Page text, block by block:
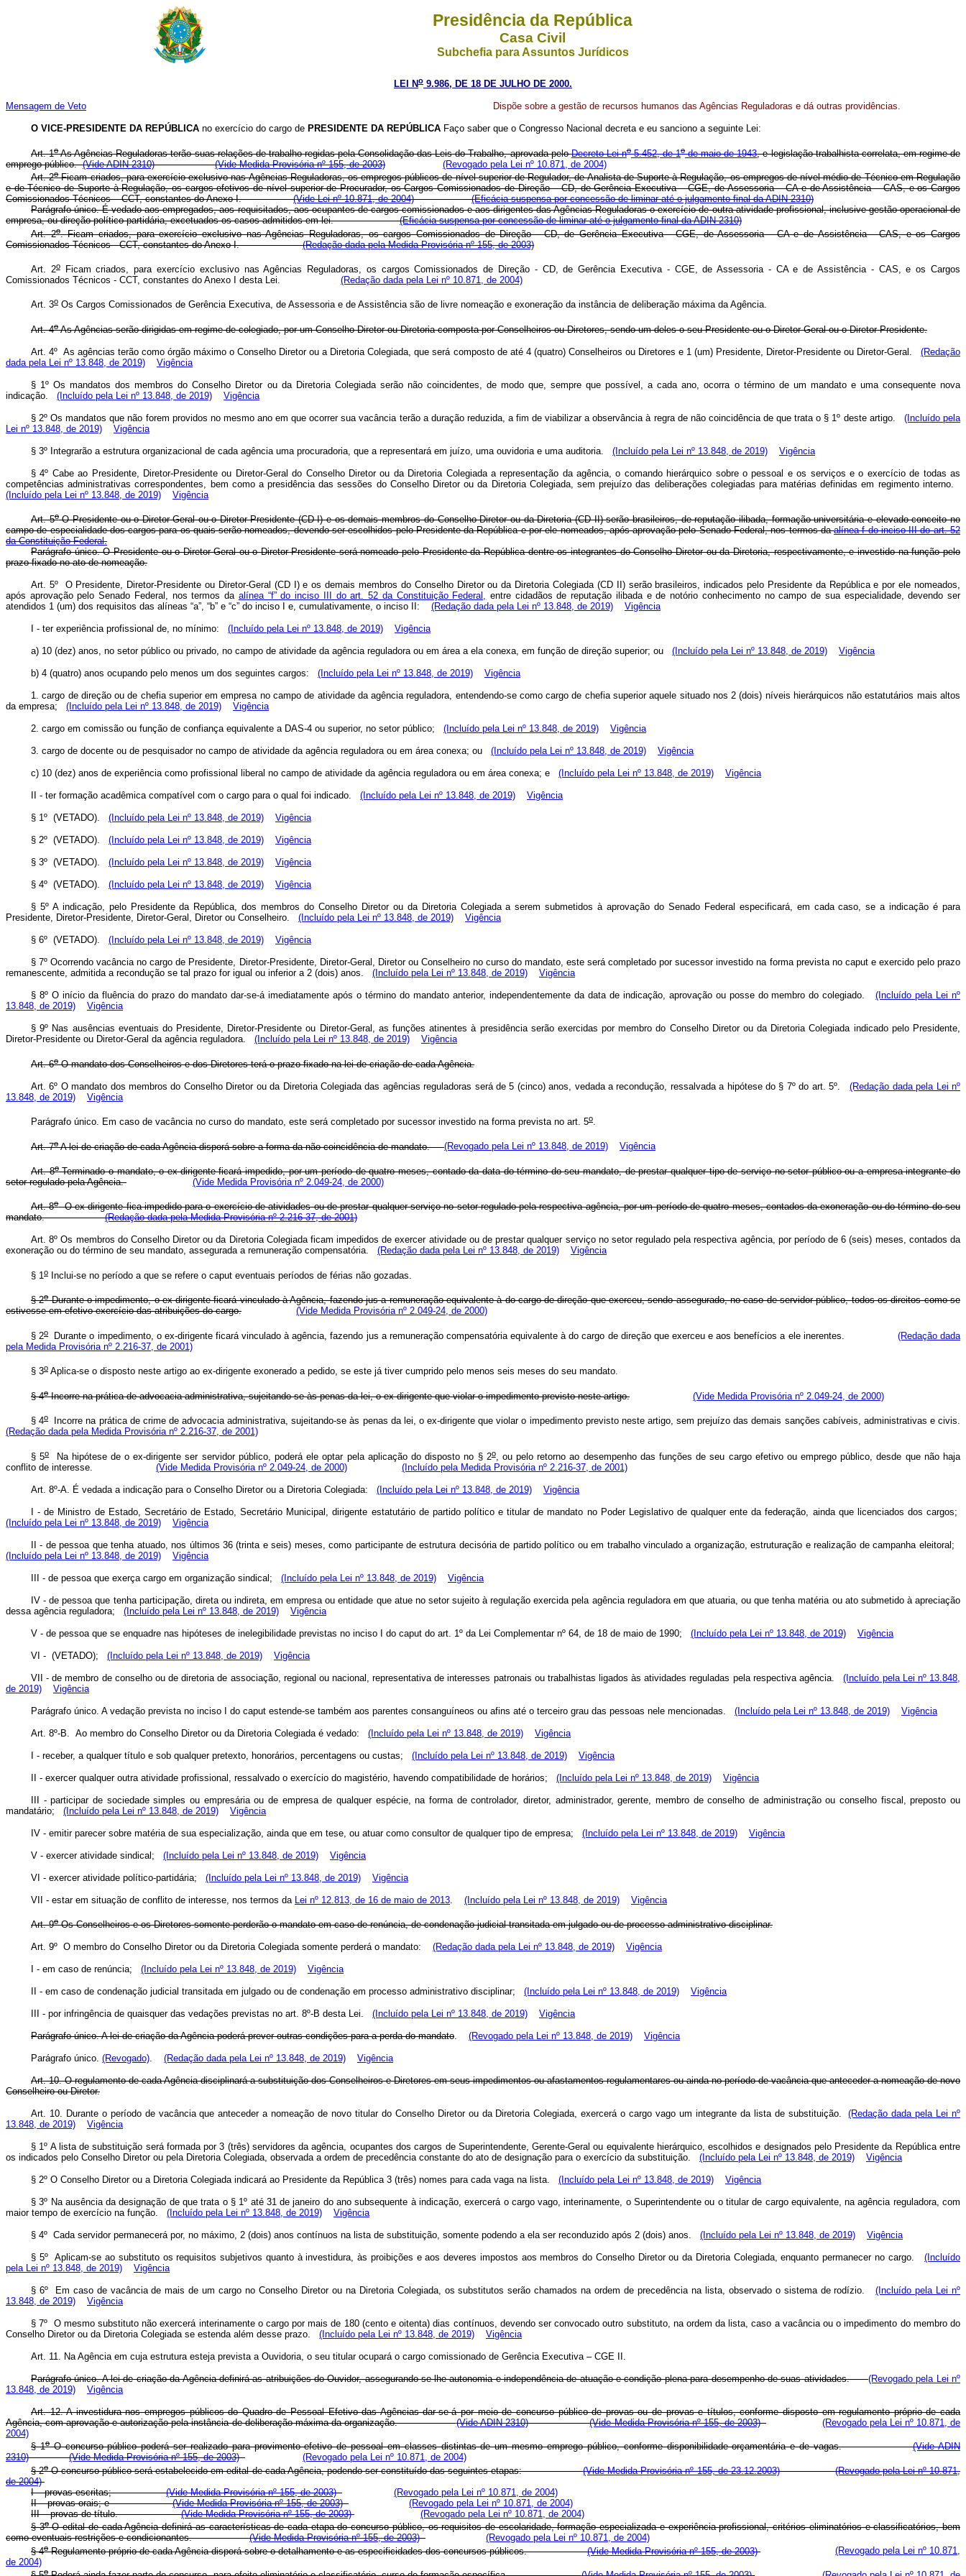
Presidência da República
Casa Civil
Subchefia para Assuntos Jurídicos
LEI No 9.986, DE 18 DE JULHO DE 2000.
Mensagem de Veto Dispõe sobre a gestão de recursos humanos das Agências Reguladoras e dá outras providências.
O VICE-PRESIDENTE DA REPÚBLICA no exercício do cargo de PRESIDENTE DA REPÚBLICA Faço saber que o Congresso Nacional decreta e eu sanciono a seguinte Lei:
Art. 1oAs Agências Reguladoras terão suas relações de trabalho regidas pela Consolidação das Leis do Trabalho, aprovada peloDecreto-Lei no5.452, de 1ode maio de 1943, e legislação trabalhista correlata, em regime de
emprego público.(Vide ADIN 2310) (Vide Medida Provisória nº 155, de 2003)
(Revogado pela Lei nº 10.871, de 2004)
Art. 2oFicam criados, para exercício exclusivo nas Agências Reguladoras, os empregos públicos de nível superior de Regulador, de Analista de Suporte à Regulação, os empregos de nível médio de Técnico em Regulação
e de Técnico de Suporte à Regulação, os cargos efetivos de nível superior de Procurador, os Cargos Comissionados de Direção – CD, de Gerência Executiva – CGE, de Assessoria – CA e de Assistência – CAS, e os Cargos
Comissionados Técnicos – CCT, constantes do Anexo I.(Vide Lei nº 10.871, de 2004)
(Eficácia suspensa por concessão de liminar até o julgamento final da ADIN 2310)
Parágrafo único. É vedado aos empregados, aos requisitados, aos ocupantes de cargos comissionados e aos dirigentes das Agências Reguladoras o exercício de outra atividade profissional, inclusive gestão operacional de
empresa, ou direção político-partidária, excetuados os casos admitidos em lei.(Eficácia suspensa por concessão de liminar até o julgamento final da ADIN 2310)
Art. 2o. Ficam criados, para exercício exclusivo nas Agências Reguladoras, os cargos Comissionados de Direção - CD, de Gerência Executiva - CGE, de Assessoria - CA e de Assistência - CAS, e os Cargos
Comissionados Técnicos - CCT, constantes do Anexo I.(Redação dada pela Medida Provisória nº 155, de 2003)
Art. 2oFicam criados, para exercício exclusivo nas Agências Reguladoras, os cargos Comissionados de Direção - CD, de Gerência Executiva - CGE, de Assessoria - CA e de Assistência - CAS, e os Cargos
Comissionados Técnicos - CCT, constantes do Anexo I desta Lei. (Redação dada pela Lei nº 10.871, de 2004)
Art. 3o Os Cargos Comissionados de Gerência Executiva, de Assessoria e de Assistência são de livre nomeação e exoneração da instância de deliberação máxima da Agência.
Art. 4oAs Agências serão dirigidas em regime de colegiado, por um Conselho Diretor ou Diretoria composta por Conselheiros ou Diretores, sendo um deles o seu Presidente ou o Diretor-Geral ou o Diretor-Presidente.
Art. 4º As agências terão como órgão máximo o Conselho Diretor ou a Diretoria Colegiada, que será composto de até 4 (quatro) Conselheiros ou Diretores e 1 (um) Presidente, Diretor-Presidente ou Diretor-Geral.
(Redação
dada pela Lei nº 13.848, de 2019)
Vigência
§ 1º Os mandatos dos membros do Conselho Diretor ou da Diretoria Colegiada serão não coincidentes, de modo que, sempre que possível, a cada ano, ocorra o término de um mandato e uma consequente nova
indicação. (Incluído pela Lei nº 13.848, de 2019) Vigência
§ 2º Os mandatos que não forem providos no mesmo ano em que ocorrer sua vacância terão a duração reduzida, a fim de viabilizar a observância à regra de não coincidência de que trata o § 1º deste artigo. (Incluído pela
Lei nº 13.848, de 2019)
Vigência
§ 3º Integrarão a estrutura organizacional de cada agência uma procuradoria, que a representará em juízo, uma ouvidoria e uma auditoria. (Incluído pela Lei nº 13.848, de 2019) Vigência
§ 4º Cabe ao Presidente, Diretor-Presidente ou Diretor-Geral do Conselho Diretor ou da Diretoria Colegiada a representação da agência, o comando hierárquico sobre o pessoal e os serviços e o exercício de todas as
competências administrativas correspondentes, bem como a presidência das sessões do Conselho Diretor ou da Diretoria Colegiada, sem prejuízo das deliberações colegiadas para matérias definidas em regimento interno.
(Incluído pela Lei nº 13.848, de 2019)
Vigência
Art. 5oO Presidente ou o Diretor-Geral ou o Diretor-Presidente (CD I) e os demais membros do Conselho Diretor ou da Diretoria (CD II) serão brasileiros, de reputação ilibada, formação universitária e elevado conceito no
campo de especialidade dos cargos para os quais serão nomeados, devendo ser escolhidos pelo Presidente da República e por ele nomeados, após aprovação pelo Senado Federal, nos termos daalínea f do inciso III do art. 52
da Constituição Federal.
Parágrafo único. O Presidente ou o Diretor-Geral ou o Diretor-Presidente será nomeado pelo Presidente da República dentre os integrantes do Conselho Diretor ou da Diretoria, respectivamente, e investido na função pelo
prazo fixado no ato de nomeação.
Art. 5º O Presidente, Diretor-Presidente ou Diretor-Geral (CD I) e os demais membros do Conselho Diretor ou da Diretoria Colegiada (CD II) serão brasileiros, indicados pelo Presidente da República e por ele nomeados,
após aprovação pelo Senado Federal, nos termos da alínea “f” do inciso III do art. 52 da Constituição Federal, entre cidadãos de reputação ilibada e de notório conhecimento no campo de sua especialidade, devendo ser
atendidos 1 (um) dos requisitos das alíneas “a”, “b” e “c” do inciso I e, cumulativamente, o inciso II: (Redação dada pela Lei nº 13.848, de 2019) Vigência
I - ter experiência profissional de, no mínimo: (Incluído pela Lei nº 13.848, de 2019) Vigência
a) 10 (dez) anos, no setor público ou privado, no campo de atividade da agência reguladora ou em área a ela conexa, em função de direção superior; ou (Incluído pela Lei nº 13.848, de 2019) Vigência
b) 4 (quatro) anos ocupando pelo menos um dos seguintes cargos: (Incluído pela Lei nº 13.848, de 2019) Vigência
1. cargo de direção ou de chefia superior em empresa no campo de atividade da agência reguladora, entendendo-se como cargo de chefia superior aquele situado nos 2 (dois) níveis hierárquicos não estatutários mais altos
da empresa; (Incluído pela Lei nº 13.848, de 2019) Vigência
2. cargo em comissão ou função de confiança equivalente a DAS-4 ou superior, no setor público; (Incluído pela Lei nº 13.848, de 2019) Vigência
3. cargo de docente ou de pesquisador no campo de atividade da agência reguladora ou em área conexa; ou (Incluído pela Lei nº 13.848, de 2019) Vigência
c) 10 (dez) anos de experiência como profissional liberal no campo de atividade da agência reguladora ou em área conexa; e (Incluído pela Lei nº 13.848, de 2019) Vigência
II - ter formação acadêmica compatível com o cargo para o qual foi indicado. (Incluído pela Lei nº 13.848, de 2019) Vigência
§ 1º (VETADO). (Incluído pela Lei nº 13.848, de 2019) Vigência
§ 2º (VETADO). (Incluído pela Lei nº 13.848, de 2019) Vigência
§ 3º (VETADO). (Incluído pela Lei nº 13.848, de 2019) Vigência
§ 4º (VETADO). (Incluído pela Lei nº 13.848, de 2019) Vigência
§ 5º A indicação, pelo Presidente da República, dos membros do Conselho Diretor ou da Diretoria Colegiada a serem submetidos à aprovação do Senado Federal especificará, em cada caso, se a indicação é para
Presidente, Diretor-Presidente, Diretor-Geral, Diretor ou Conselheiro. (Incluído pela Lei nº 13.848, de 2019) Vigência
§ 6º (VETADO). (Incluído pela Lei nº 13.848, de 2019) Vigência
§ 7º Ocorrendo vacância no cargo de Presidente, Diretor-Presidente, Diretor-Geral, Diretor ou Conselheiro no curso do mandato, este será completado por sucessor investido na forma prevista no capute exercido pelo prazo
remanescente, admitida a recondução se tal prazo for igual ou inferior a 2 (dois) anos. (Incluído pela Lei nº 13.848, de 2019) Vigência
§ 8º O início da fluência do prazo do mandato dar-se-á imediatamente após o término do mandato anterior, independentemente da data de indicação, aprovação ou posse do membro do colegiado.(Incluído pela Lei nº
13.848, de 2019)
Vigência
§ 9º Nas ausências eventuais do Presidente, Diretor-Presidente ou Diretor-Geral, as funções atinentes à presidência serão exercidas por membro do Conselho Diretor ou da Diretoria Colegiada indicado pelo Presidente,
Diretor-Presidente ou Diretor-Geral da agência reguladora. (Incluído pela Lei nº 13.848, de 2019) Vigência
Art. 6oO mandato dos Conselheiros e dos Diretores terá o prazo fixado na lei de criação de cada Agência.
Art. 6º O mandato dos membros do Conselho Diretor ou da Diretoria Colegiada das agências reguladoras será de 5 (cinco) anos, vedada a recondução, ressalvada a hipótese do § 7º do art. 5º.(Redação dada pela Lei nº
13.848, de 2019)
Vigência
Parágrafo único. Em caso de vacância no curso do mandato, este será completado por sucessor investido na forma prevista no art. 5o.
Art. 7oA lei de criação de cada Agência disporá sobre a forma da não-coincidência de mandato.(Revogado pela Lei nº 13.848, de 2019) Vigência
Art. 8oTerminado o mandato, o ex-dirigente ficará impedido, por um período de quatro meses, contado da data do término do seu mandato, de prestar qualquer tipo de serviço no setor público ou a empresa integrante do
setor regulado pela Agência.
(Vide Medida Provisória nº 2.049-24, de 2000)
Art. 8oO ex-dirigente fica impedido para o exercício de atividades ou de prestar qualquer serviço no setor regulado pela respectiva agência, por um período de quatro meses, contados da exoneração ou do término do seu
mandato.(Redação dada pela Medida Provisória nº 2.216-37, de 2001)
Art. 8º Os membros do Conselho Diretor ou da Diretoria Colegiada ficam impedidos de exercer atividade ou de prestar qualquer serviço no setor regulado pela respectiva agência, por período de 6 (seis) meses, contados da
exoneração ou do término de seu mandato, assegurada a remuneração compensatória. (Redação dada pela Lei nº 13.848, de 2019) Vigência
§ 1 o Inclui-se no período a que se refere o caput eventuais períodos de férias não gozadas.
§ 2oDurante o impedimento, o ex-dirigente ficará vinculado à Agência, fazendo jus a remuneração equivalente à do cargo de direção que exerceu, sendo assegurado, no caso de servidor público, todos os direitos como se
estivesse em efetivo exercício das atribuições do cargo.
(Vide Medida Provisória nº 2.049-24, de 2000)
§ 2oDurante o impedimento, o ex-dirigente ficará vinculado à agência, fazendo jus a remuneração compensatória equivalente à do cargo de direção que exerceu e aos benefícios a ele inerentes. (Redação dada
pela Medida Provisória nº 2.216-37, de 2001)
§ 3o Aplica-se o disposto neste artigo ao ex-dirigente exonerado a pedido, se este já tiver cumprido pelo menos seis meses do seu mandato.
§ 4oIncorre na prática de advocacia administrativa, sujeitando-se às penas da lei, o ex-dirigente que violar o impedimento previsto neste artigo. (Vide Medida Provisória nº 2.049-24, de 2000)
§ 4oIncorre na prática de crime de advocacia administrativa, sujeitando-se às penas da lei, o ex-dirigente que violar o impedimento previsto neste artigo, sem prejuízo das demais sanções cabíveis, administrativas e civis.
(Redação dada pela Medida Provisória nº 2.216-37, de 2001)
§ 5oNa hipótese de o ex-dirigente ser servidor público, poderá ele optar pela aplicação do disposto no § 2o, ou pelo retorno ao desempenho das funções de seu cargo efetivo ou emprego público, desde que não haja
conflito de interesse. (Vide Medida Provisória nº 2.049-24, de 2000) (Incluído pela Medida Provisória nº 2.216-37, de 2001)
Art. 8º-A. É vedada a indicação para o Conselho Diretor ou a Diretoria Colegiada: (Incluído pela Lei nº 13.848, de 2019) Vigência
I - de Ministro de Estado, Secretário de Estado, Secretário Municipal, dirigente estatutário de partido político e titular de mandato no Poder Legislativo de qualquer ente da federação, ainda que licenciados dos cargos;
(Incluído pela Lei nº 13.848, de 2019)
Vigência
II - de pessoa que tenha atuado, nos últimos 36 (trinta e seis) meses, como participante de estrutura decisória de partido político ou em trabalho vinculado a organização, estruturação e realização de campanha eleitoral;
(Incluído pela Lei nº 13.848, de 2019)
Vigência
III - de pessoa que exerça cargo em organização sindical; (Incluído pela Lei nº 13.848, de 2019) Vigência
IV - de pessoa que tenha participação, direta ou indireta, em empresa ou entidade que atue no setor sujeito à regulação exercida pela agência reguladora em que atuaria, ou que tenha matéria ou ato submetido à apreciação
dessa agência reguladora; (Incluído pela Lei nº 13.848, de 2019) Vigência
V - de pessoa que se enquadre nas hipóteses de inelegibilidade previstas no inciso I do caput do art. 1º da Lei Complementar nº 64, de 18 de maio de 1990; (Incluído pela Lei nº 13.848, de 2019) Vigência
VI - (VETADO); (Incluído pela Lei nº 13.848, de 2019) Vigência
VII - de membro de conselho ou de diretoria de associação, regional ou nacional, representativa de interesses patronais ou trabalhistas ligados às atividades reguladas pela respectiva agência.(Incluído pela Lei nº 13.848,
de 2019)
Vigência
Parágrafo único. A vedação prevista no inciso I do caput estende-se também aos parentes consanguíneos ou afins até o terceiro grau das pessoas nele mencionadas. (Incluído pela Lei nº 13.848, de 2019) Vigência
Art. 8º-B. Ao membro do Conselho Diretor ou da Diretoria Colegiada é vedado: (Incluído pela Lei nº 13.848, de 2019) Vigência
I - receber, a qualquer título e sob qualquer pretexto, honorários, percentagens ou custas; (Incluído pela Lei nº 13.848, de 2019) Vigência
II - exercer qualquer outra atividade profissional, ressalvado o exercício do magistério, havendo compatibilidade de horários; (Incluído pela Lei nº 13.848, de 2019) Vigência
III - participar de sociedade simples ou empresária ou de empresa de qualquer espécie, na forma de controlador, diretor, administrador, gerente, membro de conselho de administração ou conselho fiscal, preposto ou
mandatário; (Incluído pela Lei nº 13.848, de 2019) Vigência
IV - emitir parecer sobre matéria de sua especialização, ainda que em tese, ou atuar como consultor de qualquer tipo de empresa; (Incluído pela Lei nº 13.848, de 2019) Vigência
V - exercer atividade sindical; (Incluído pela Lei nº 13.848, de 2019) Vigência
VI - exercer atividade político-partidária; (Incluído pela Lei nº 13.848, de 2019) Vigência
VII - estar em situação de conflito de interesse, nos termos da Lei nº 12.813, de 16 de maio de 2013 (Incluído pela Lei nº 13.848, de 2019) Vigência
Art. 9oOs Conselheiros e os Diretores somente perderão o mandato em caso de renúncia, de condenação judicial transitada em julgado ou de processo administrativo disciplinar.
Art. 9º O membro do Conselho Diretor ou da Diretoria Colegiada somente perderá o mandato: (Redação dada pela Lei nº 13.848, de 2019) Vigência
I - em caso de renúncia; (Incluído pela Lei nº 13.848, de 2019) Vigência
II - em caso de condenação judicial transitada em julgado ou de condenação em processo administrativo disciplinar; (Incluído pela Lei nº 13.848, de 2019) Vigência
III - por infringência de quaisquer das vedações previstas no art. 8º-B desta Lei. (Incluído pela Lei nº 13.848, de 2019) Vigência
Parágrafo único. A lei de criação da Agência poderá prever outras condições para a perda do mandato (Revogado pela Lei nº 13.848, de 2019) Vigência
Parágrafo único. (Revogado) (Redação dada pela Lei nº 13.848, de 2019) Vigência
Art. 10. O regulamento de cada Agência disciplinará a substituição dos Conselheiros e Diretores em seus impedimentos ou afastamentos regulamentares ou ainda no período de vacância que anteceder a nomeação de novo
Conselheiro ou Diretor.
Art. 10. Durante o período de vacância que anteceder a nomeação de novo titular do Conselho Diretor ou da Diretoria Colegiada, exercerá o cargo vago um integrante da lista de substituição.(Redação dada pela Lei nº
13.848, de 2019)
Vigência
§ 1º A lista de substituição será formada por 3 (três) servidores da agência, ocupantes dos cargos de Superintendente, Gerente-Geral ou equivalente hierárquico, escolhidos e designados pelo Presidente da República entre
os indicados pelo Conselho Diretor ou pela Diretoria Colegiada, observada a ordem de precedência constante do ato de designação para o exercício da substituição. (Incluído pela Lei nº 13.848, de 2019) Vigência
§ 2º O Conselho Diretor ou a Diretoria Colegiada indicará ao Presidente da República 3 (três) nomes para cada vaga na lista. (Incluído pela Lei nº 13.848, de 2019) Vigência
§ 3º Na ausência da designação de que trata o § 1º até 31 de janeiro do ano subsequente à indicação, exercerá o cargo vago, interinamente, o Superintendente ou o titular de cargo equivalente, na agência reguladora, com
maior tempo de exercício na função. (Incluído pela Lei nº 13.848, de 2019) Vigência
§ 4º Cada servidor permanecerá por, no máximo, 2 (dois) anos contínuos na lista de substituição, somente podendo a ela ser reconduzido após 2 (dois) anos. (Incluído pela Lei nº 13.848, de 2019) Vigência
§ 5º Aplicam-se ao substituto os requisitos subjetivos quanto à investidura, às proibições e aos deveres impostos aos membros do Conselho Diretor ou da Diretoria Colegiada, enquanto permanecer no cargo. (Incluído
pela Lei nº 13.848, de 2019)
Vigência
§ 6º Em caso de vacância de mais de um cargo no Conselho Diretor ou na Diretoria Colegiada, os substitutos serão chamados na ordem de precedência na lista, observado o sistema de rodízio.(Incluído pela Lei nº
13.848, de 2019)
Vigência
§ 7º O mesmo substituto não exercerá interinamente o cargo por mais de 180 (cento e oitenta) dias contínuos, devendo ser convocado outro substituto, na ordem da lista, caso a vacância ou o impedimento do membro do
Conselho Diretor ou da Diretoria Colegiada se estenda além desse prazo. (Incluído pela Lei nº 13.848, de 2019) Vigência
Art. 11. Na Agência em cuja estrutura esteja prevista a Ouvidoria, o seu titular ocupará o cargo comissionado de Gerência Executiva – CGE II.
Parágrafo único. A lei de criação da Agência definirá as atribuições do Ouvidor, assegurando-se-lhe autonomia e independência de atuação e condição plena para desempenho de suas atividades.(Revogado pela Lei nº
13.848, de 2019)
Vigência
Art. 12. A investidura nos empregos públicos do Quadro de Pessoal Efetivo das Agências dar-se-á por meio de concurso público de provas ou de provas e títulos, conforme disposto em regulamento próprio de cada
Agência, com aprovação e autorização pela instância de deliberação máxima da organização.(Vide ADIN 2310) (Vide Medida Provisória nº 155, de 2003)
(Revogado pela Lei nº 10.871, de
2004)
§ 1oO concurso público poderá ser realizado para provimento efetivo de pessoal em classes distintas de um mesmo emprego público, conforme disponibilidade orçamentária e de vagas.
(Vide ADIN
2310)
(Vide Medida Provisória nº 155, de 2003)
(Revogado pela Lei nº 10.871, de 2004)
§ 2oO concurso público será estabelecido em edital de cada Agência, podendo ser constituído das seguintes etapas: (Vide Medida Provisória nº 155, de 23.12.2003)
(Revogado pela Lei nº 10.871,
de 2004)
I – provas escritas;(Vide Medida Provisória nº 155, de 2003)
(Revogado pela Lei nº 10.871, de 2004)
II – provas orais; e
(Vide Medida Provisória nº 155, de 2003)
(Revogado pela Lei nº 10.871, de 2004)
III – provas de título.(Vide Medida Provisória nº 155, de 2003)
(Revogado pela Lei nº 10.871, de 2004)
§ 3oO edital de cada Agência definirá as características de cada etapa do concurso público, os requisitos de escolaridade, formação especializada e experiência profissional, critérios eliminatórios e classificatórios, bem
como eventuais restrições e condicionantes.
(Vide Medida Provisória nº 155, de 2003)
(Revogado pela Lei nº 10.871, de 2004)
§ 4oRegulamento próprio de cada Agência disporá sobre o detalhamento e as especificidades dos concursos públicos.(Vide Medida Provisória nº 155, de 2003)
(Revogado pela Lei nº 10.871,
de 2004)
o